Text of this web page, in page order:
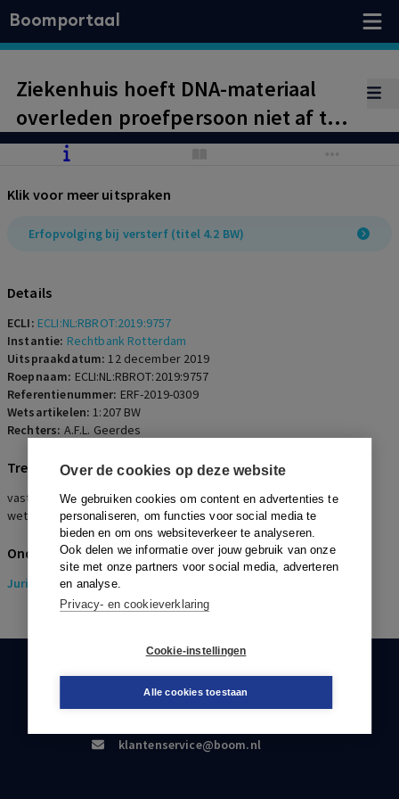
Over de cookies op deze website
We gebruiken cookies om content en advertenties te
personaliseren, om functies voor social media te
bieden en om ons websiteverkeer te analyseren.
Ook delen we informatie over jouw gebruik van onze
site met onze partners voor social media, adverteren
en analyse.
Privacy- en cookieverklaring
Cookie-instellingen
Alle cookies toestaan
Boomportaal
Ziekenhuis hoeft DNA-materiaal
overleden proefpersoon niet af te
staan ten behoeve van
ouderschap.
Klik voor meer uitspraken
Erfopvolging bij versterf (titel 4.2 BW)
Details
ECLI: ECLI:NL:RBROT:2019:9757
Instantie: Rechtbank Rotterdam
Uitspraakdatum:12 december 2019
Roepnaam: ECLI:NL:RBROT:2019:9757
Referentienummer: ERF-2019-0309
Wetsartikelen:1:207 BW
Rechters: A.F.L. Geerdes
Trefwoorden
vaststelling ouderschap, DNA-materiaal, proefpersoon,
wetenschappelijk onderzoek, nalatenschap, belangenafweging
Onderwerpen
Juridisch> Erfrecht
KLANTENSERVICE
088-0301000
klantenservice@boom.nl